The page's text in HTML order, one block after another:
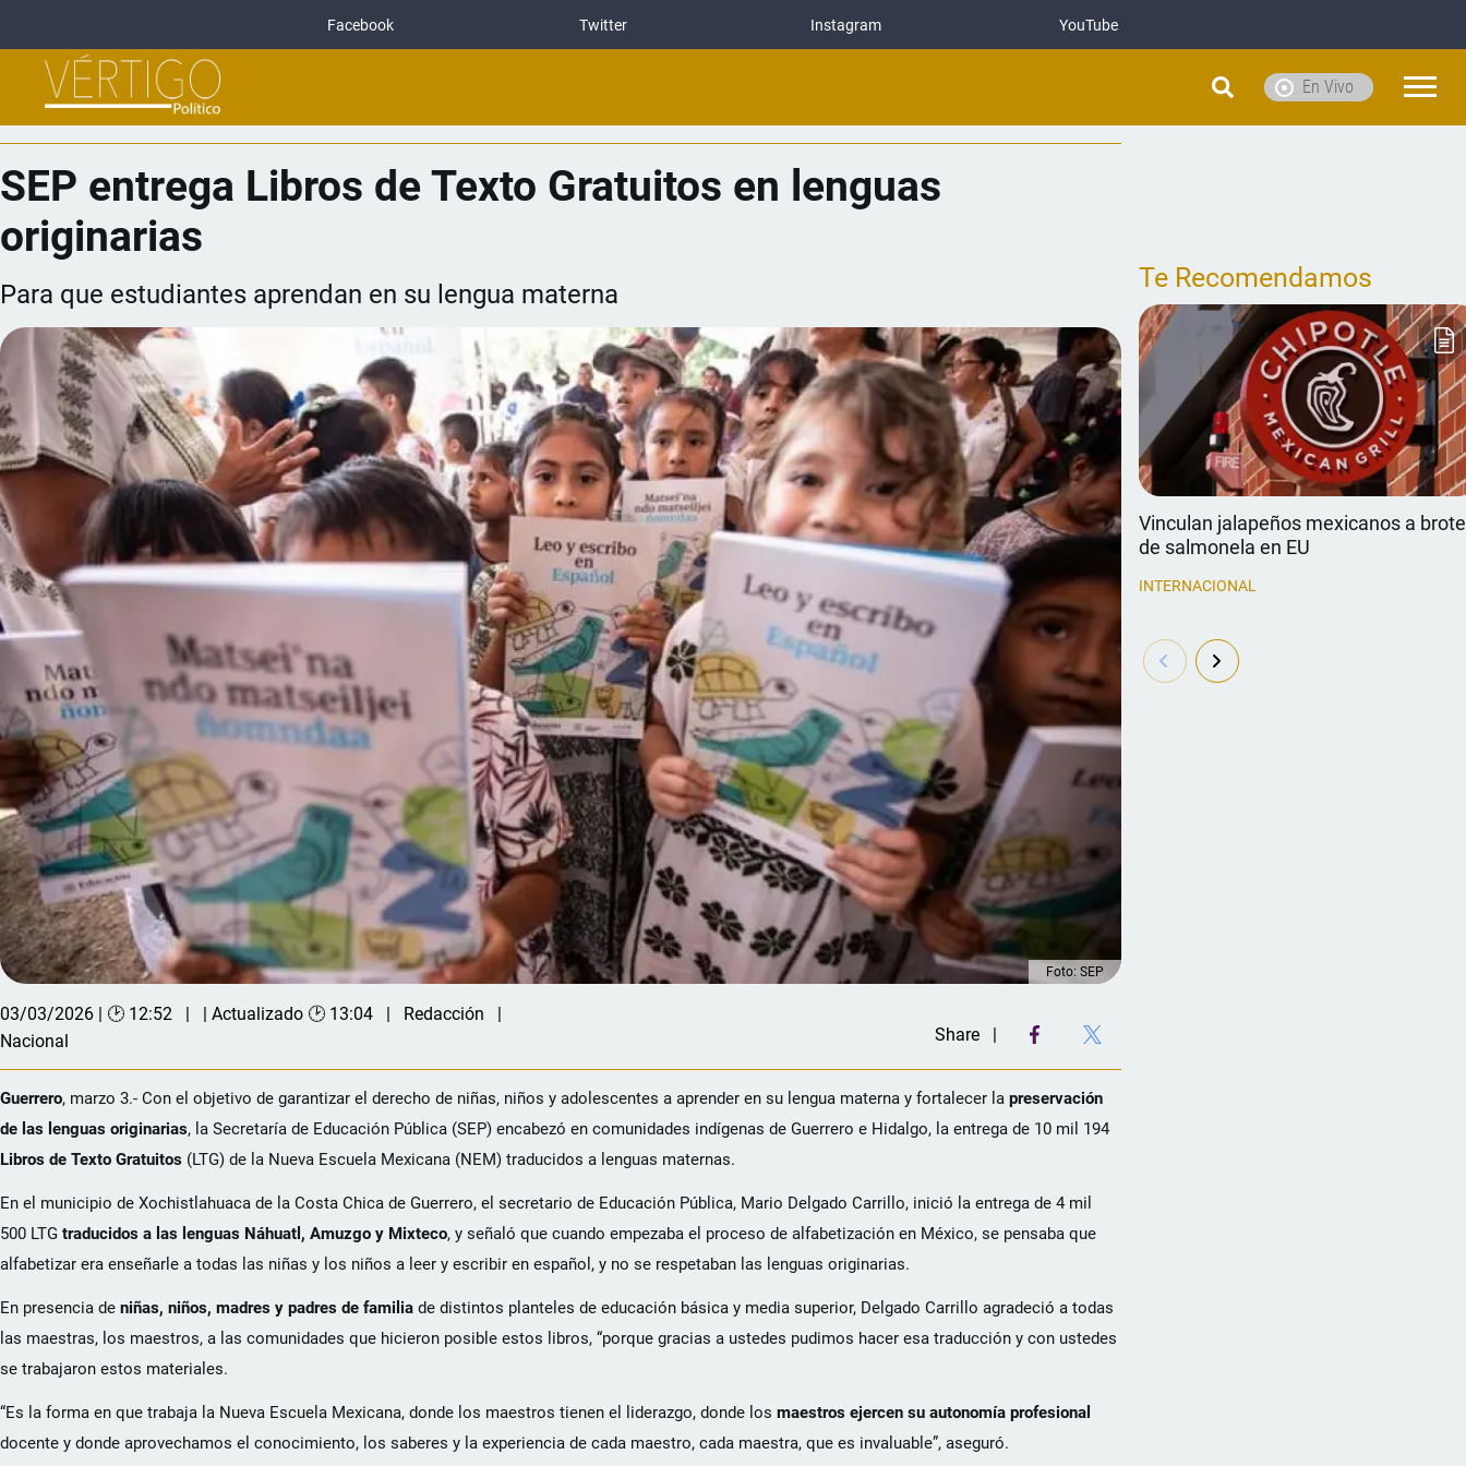
Facebook Twitter Instagram YouTube
En Vivo
SEP entrega Libros de Texto Gratuitos en lenguas
originarias
Para que estudiantes aprendan en su lengua materna
Foto: SEP
03/03/2026 | 🕑 12:52 | Actualizado 🕑 13:04
Redacción
Nacional
Share
Guerrero, marzo 3.- Con el objetivo de garantizar el derecho de niñas, niños y adolescentes a aprender en su lengua materna y fortalecer la preservación
de las lenguas originarias, la Secretaría de Educación Pública (SEP) encabezó en comunidades indígenas de Guerrero e Hidalgo, la entrega de 10 mil 194
Libros de Texto Gratuitos (LTG) de la Nueva Escuela Mexicana (NEM) traducidos a lenguas maternas.
En el municipio de Xochistlahuaca de la Costa Chica de Guerrero, el secretario de Educación Pública, Mario Delgado Carrillo, inició la entrega de 4 mil
500 LTG traducidos a las lenguas Náhuatl, Amuzgo y Mixteco, y señaló que cuando empezaba el proceso de alfabetización en México, se pensaba que
alfabetizar era enseñarle a todas las niñas y los niños a leer y escribir en español, y no se respetaban las lenguas originarias.
En presencia de niñas, niños, madres y padres de familia de distintos planteles de educación básica y media superior, Delgado Carrillo agradeció a todas
las maestras, los maestros, a las comunidades que hicieron posible estos libros, “porque gracias a ustedes pudimos hacer esa traducción y con ustedes
se trabajaron estos materiales.
“Es la forma en que trabaja la Nueva Escuela Mexicana, donde los maestros tienen el liderazgo, donde los maestros ejercen su autonomía profesional
docente y donde aprovechamos el conocimiento, los saberes y la experiencia de cada maestro, cada maestra, que es invaluable”, aseguró.
Te Recomendamos
Vinculan jalapeños mexicanos a brote
de salmonela en EU
INTERNACIONAL